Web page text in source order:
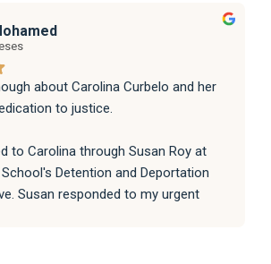
about Carolina Curbelo and her
to justice.
to Carolina through Susan Roy at
Detention and Deportation
Susan responded to my urgent